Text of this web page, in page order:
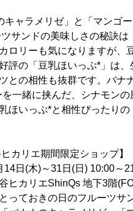
キャラメリゼ」と「マンゴ
サンドの美味しさの秘訣
ロリーも気になりますが、
評の「豆乳ほいっぷ*」は
との相性も抜群です。バナ
一緒に挟んだ、シナモン
ほいっぷ*と相性ぴったり
カリエ期間限定ショップ】
(木)～31日(日) 10:00～
リエShinQs 地下3階
っておきの日のフルーツサ